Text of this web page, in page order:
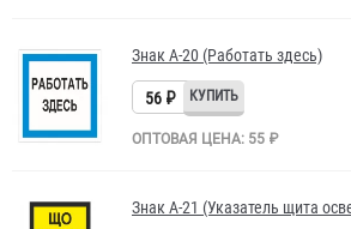
Знак A-20 (Работать здесь)
56 ₽
ОПТОВАЯ ЦЕНА: 55 ₽
Знак A-21 (Указатель щита